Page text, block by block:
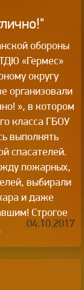
обороны
«Гермес»
округу
организовали
», в котором
класса ГБОУ
выполнять
спасателей.
пожарных,
выбирали
и даже
Строгое
04.10.2017